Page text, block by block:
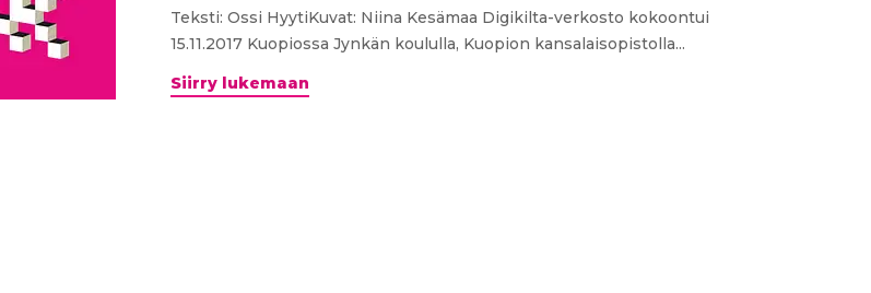
Teksti: Ossi HyytiKuvat: Niina Kesämaa Digikilta-verkosto kokoontui
15.11.2017 Kuopiossa Jynkän koululla, Kuopion kansalaisopistolla...
Siirry lukemaanVirtuaalielämyksiä